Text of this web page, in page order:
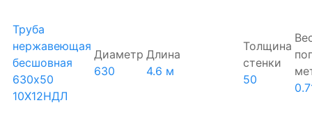
Труба
нержавеющая
бесшовная
630х50
10Х12НДЛ
Диаметр
630
Длина
4.6 м
Толщина
стенки
50